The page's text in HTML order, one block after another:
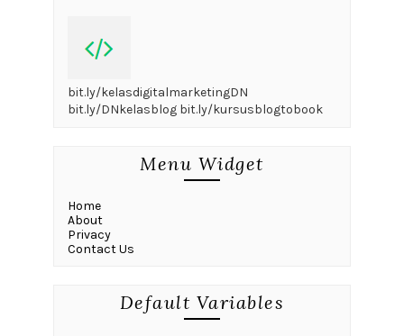
bit.ly/kelasdigitalmarketingDN
bit.ly/DNkelasblog bit.ly/kursusblogtobook
Menu Widget
Home
About
Privacy
Contact Us
Default Variables